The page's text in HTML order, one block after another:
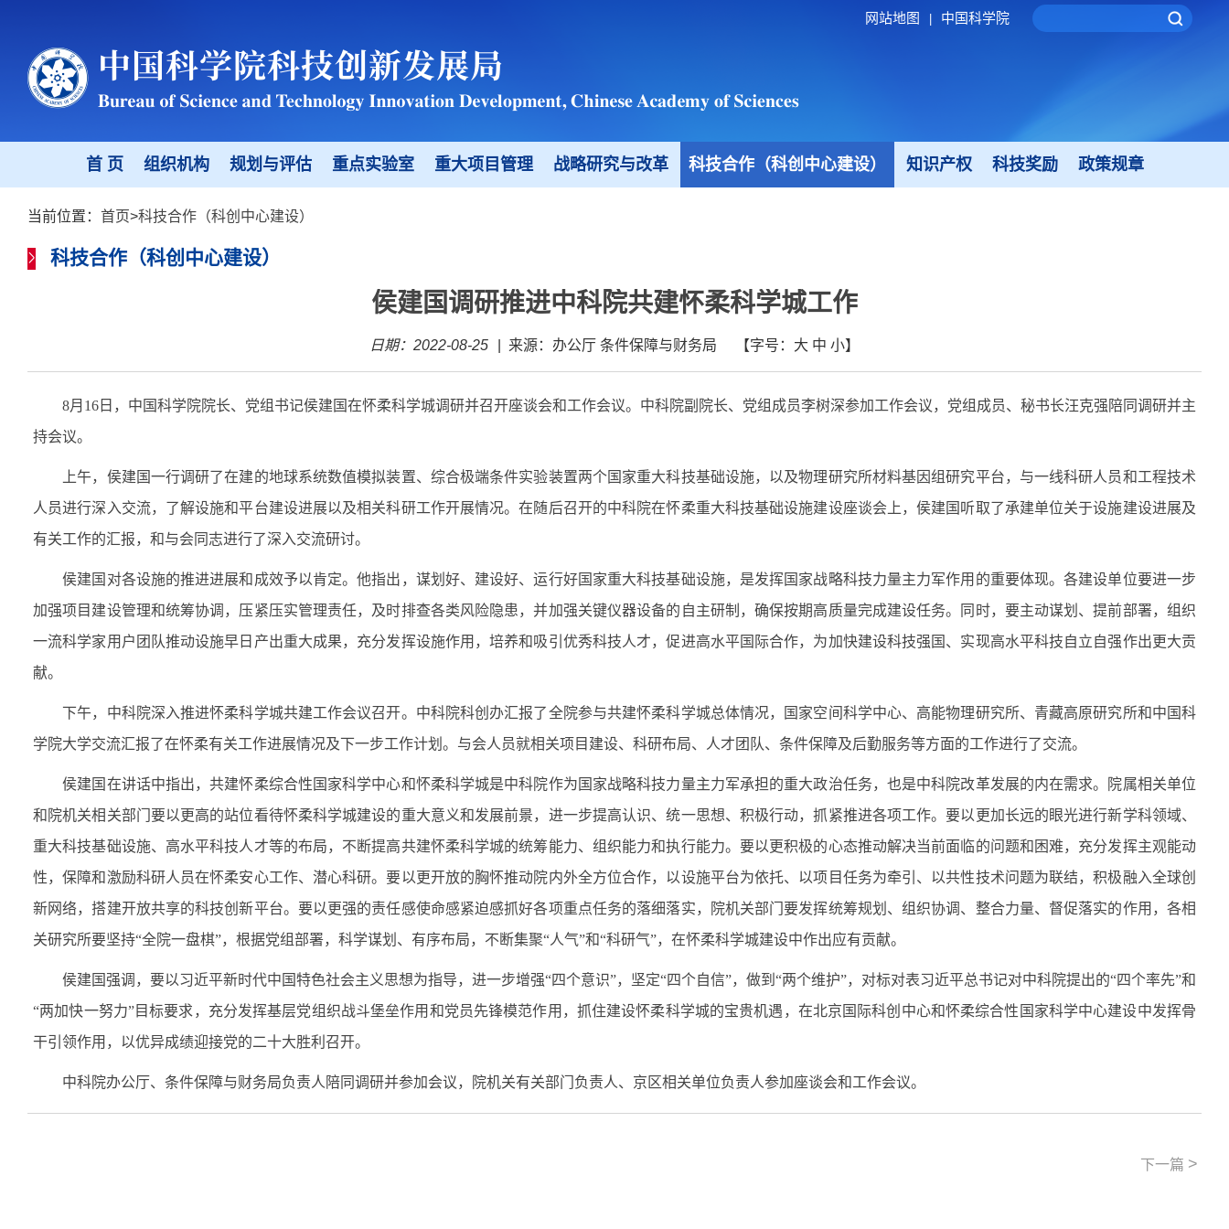
网站地图 中国科学院
首 页 组织机构 规划与评估 重点实验室 重大项目管理 战略研究与改革 科技合作（科创中心建设） 知识产权 科技奖励 政策规章
当前位置： 首页>科技合作（科创中心建设）
科技合作（科创中心建设）
侯建国调研推进中科院共建怀柔科学城工作
日期：2022-08-25 来源：办公厅 条件保障与财务局 【字号： 大 中 小】
8月16日，中国科学院院长、党组书记侯建国在怀柔科学城调研并召开座谈会和工作会议。中科院副院长、党组成员李树深参加工作会议，党组成员、秘书长汪克强陪同调研并主
持会议。
上午，侯建国一行调研了在建的地球系统数值模拟装置、综合极端条件实验装置两个国家重大科技基础设施，以及物理研究所材料基因组研究平台，与一线科研人员和工程技术
人员进行深入交流，了解设施和平台建设进展以及相关科研工作开展情况。在随后召开的中科院在怀柔重大科技基础设施建设座谈会上，侯建国听取了承建单位关于设施建设进展及
有关工作的汇报，和与会同志进行了深入交流研讨。
侯建国对各设施的推进进展和成效予以肯定。他指出，谋划好、建设好、运行好国家重大科技基础设施，是发挥国家战略科技力量主力军作用的重要体现。各建设单位要进一步
加强项目建设管理和统筹协调，压紧压实管理责任，及时排查各类风险隐患，并加强关键仪器设备的自主研制，确保按期高质量完成建设任务。同时，要主动谋划、提前部署，组织
一流科学家用户团队推动设施早日产出重大成果，充分发挥设施作用，培养和吸引优秀科技人才，促进高水平国际合作，为加快建设科技强国、实现高水平科技自立自强作出更大贡
献。
下午，中科院深入推进怀柔科学城共建工作会议召开。中科院科创办汇报了全院参与共建怀柔科学城总体情况，国家空间科学中心、高能物理研究所、青藏高原研究所和中国科
学院大学交流汇报了在怀柔有关工作进展情况及下一步工作计划。与会人员就相关项目建设、科研布局、人才团队、条件保障及后勤服务等方面的工作进行了交流。
侯建国在讲话中指出，共建怀柔综合性国家科学中心和怀柔科学城是中科院作为国家战略科技力量主力军承担的重大政治任务，也是中科院改革发展的内在需求。院属相关单位
和院机关相关部门要以更高的站位看待怀柔科学城建设的重大意义和发展前景，进一步提高认识、统一思想、积极行动，抓紧推进各项工作。要以更加长远的眼光进行新学科领域、
重大科技基础设施、高水平科技人才等的布局，不断提高共建怀柔科学城的统筹能力、组织能力和执行能力。要以更积极的心态推动解决当前面临的问题和困难，充分发挥主观能动
性，保障和激励科研人员在怀柔安心工作、潜心科研。要以更开放的胸怀推动院内外全方位合作，以设施平台为依托、以项目任务为牵引、以共性技术问题为联结，积极融入全球创
新网络，搭建开放共享的科技创新平台。要以更强的责任感使命感紧迫感抓好各项重点任务的落细落实，院机关部门要发挥统筹规划、组织协调、整合力量、督促落实的作用，各相
关研究所要坚持“全院一盘棋”，根据党组部署，科学谋划、有序布局，不断集聚“人气”和“科研气”，在怀柔科学城建设中作出应有贡献。
侯建国强调，要以习近平新时代中国特色社会主义思想为指导，进一步增强“四个意识”，坚定“四个自信”，做到“两个维护”，对标对表习近平总书记对中科院提出的“四个率先”和
“两加快一努力”目标要求，充分发挥基层党组织战斗堡垒作用和党员先锋模范作用，抓住建设怀柔科学城的宝贵机遇，在北京国际科创中心和怀柔综合性国家科学中心建设中发挥骨
干引领作用，以优异成绩迎接党的二十大胜利召开。
中科院办公厅、条件保障与财务局负责人陪同调研并参加会议，院机关有关部门负责人、京区相关单位负责人参加座谈会和工作会议。
下一篇 >